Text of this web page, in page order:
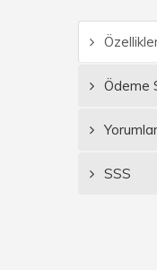
Ödeme
Yorumlar
SSS